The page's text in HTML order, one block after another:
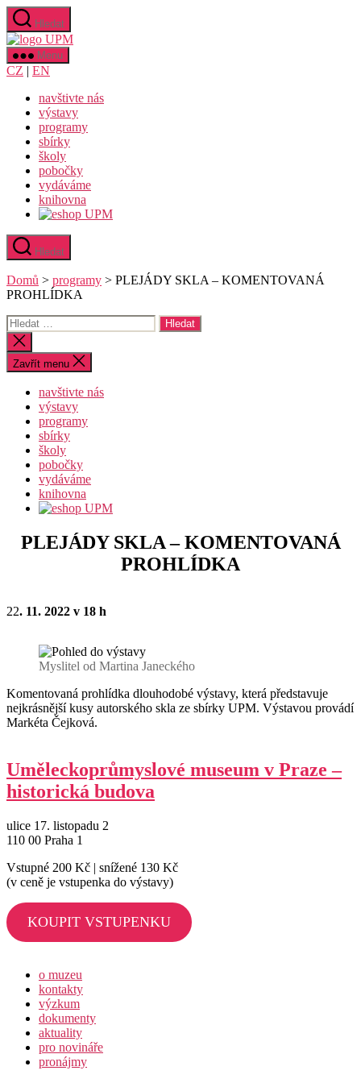
Přejít
obsahu
Hledat
Uměleckoprůmyslové
Menu
CZ | EN
navštivte nás
výstavy
programy
sbírky
školy
pobočky
vydáváme
knihovna
Hledat
Domů > programy > PLEJÁDY SKLA – KOMENTOVANÁ
PROHLÍDKA
Výsledky
vyhledávání:
Zavřít
vyhledávání
Zavřít menu
navštivte nás
výstavy
programy
sbírky
školy
pobočky
vydáváme
knihovna
PLEJÁDY SKLA – KOMENTOVANÁ
PROHLÍDKA
22. 11. 2022 v 18 h
Myslitel od Martina Janeckého
Komentovaná prohlídka dlouhodobé výstavy, která představuje
nejkrásnější kusy autorského skla ze sbírky UPM. Výstavou provádí
Markéta Čejková.
Uměleckoprůmyslové museum v Praze –
historická budova
ulice 17. listopadu 2
110 00 Praha 1
Vstupné 200 Kč | snížené 130 Kč
(v ceně je vstupenka do výstavy)
KOUPIT VSTUPENKU
o muzeu
kontakty
výzkum
dokumenty
aktuality
pro novináře
pronájmy